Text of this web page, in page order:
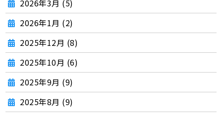
2026年3月 (5)
2026年1月 (2)
2025年12月 (8)
2025年10月 (6)
2025年9月 (9)
2025年8月 (9)